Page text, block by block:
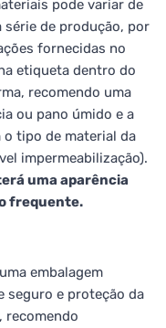
pode variar de
série de produção, por
fornecidas no
etiqueta dentro do
recomendo uma
ou pano úmido e a
tipo de material da
impermeabilização).
uma aparência
frequente.
embalagem
seguro e proteção da
recomendo